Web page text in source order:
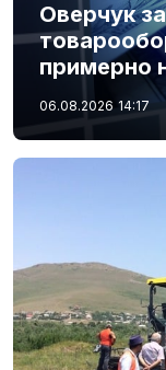
Оверчук
примерно
06.08.2026 14:17